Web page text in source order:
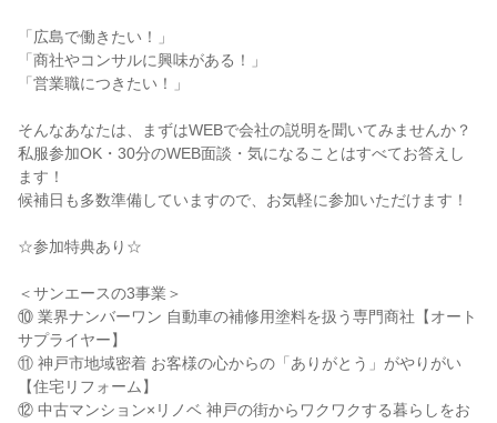
「広島で働きたい！」
「商社やコンサルに興味がある！」
「営業職につきたい！」
そんなあなたは、まずはWEBで会社の説明を聞いてみませんか？
私服参加OK・30分のWEB面談・気になることはすべてお答えし
ます！
候補日も多数準備していますので、お気軽に参加いただけます！
☆参加特典あり☆
＜サンエースの3事業＞
⑩ 業界ナンバーワン 自動車の補修用塗料を扱う専門商社【オート
サプライヤー】
⑪ 神戸市地域密着 お客様の心からの「ありがとう」がやりがい
【住宅リフォーム】
⑫ 中古マンション×リノベ 神戸の街からワクワクする暮らしをお